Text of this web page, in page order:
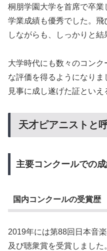
桐朋学園大学を首席で卒業
学業成績も優秀でした。飛
しながらも、しっかりと結
大学時代にも数々のコン
な評価を得るようになり
見事に成し遂げた証といえ
天才ピアニストと
主要コンクールでの
国内コンクールの受賞歴
2019年には第88回日本音
及び聴衆賞を受賞しまし